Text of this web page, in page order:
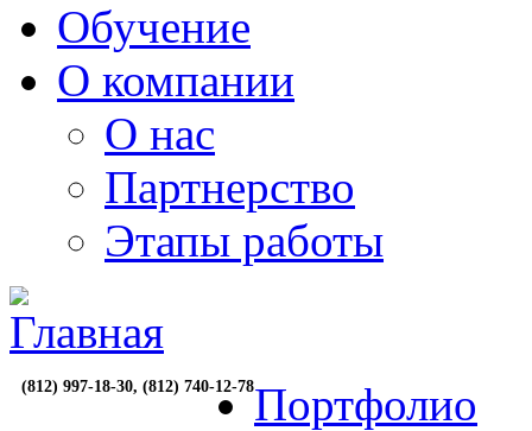
Обучение
О компании
О нас
Партнерство
Этапы работы
(812) 997-18-30, (812) 740-12-78Портфолио